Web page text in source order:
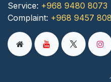
Service: +968 9480 8073
Complaint: +968 9457